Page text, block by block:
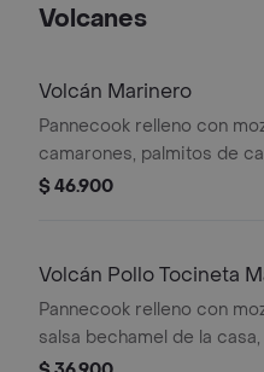
Volcanes
Volcán Marinero
Pannecook relleno con
camarones, palmitos de
salsa marinera de la casa,
$ 46.900
Volcán Pollo Tocineta
Pannecook relleno con
salsa bechamel de la casa,
maicitos, tocineta,